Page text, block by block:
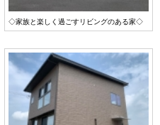
◇家族と楽しく過ごすリビングのある家◇